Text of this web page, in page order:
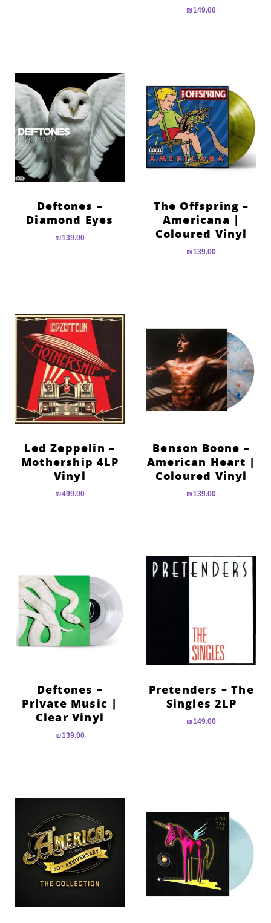
₪149.00
The Offspring –
Americana |
Coloured Vinyl
₪139.00
Deftones –
Diamond Eyes
₪139.00
Benson Boone –
American Heart |
Coloured Vinyl
₪139.00
Led Zeppelin –
Mothership 4LP
Vinyl
₪499.00
Pretenders – The
Singles 2LP
₪149.00
Deftones –
Private Music |
Clear Vinyl
₪139.00